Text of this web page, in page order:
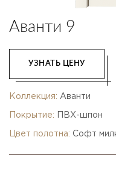
Аванти 9
УЗНАТЬ ЦЕНУ
Коллекция: Аванти
Покрытие: ПВХ-шпон
Цвет полотна: Софт